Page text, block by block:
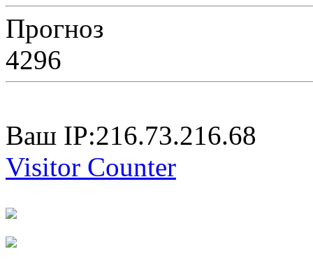
Прогноз
4296
Ваш IP:216.73.216.68
Visitor Counter